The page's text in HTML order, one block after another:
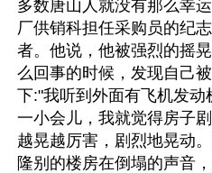
多数唐山人就没有那么幸
厂供销科担任采购员的纪
者。他说，他被强烈的摇
么回事的时候，发现自己
下:"我听到外面有飞机发
一小会儿，我就觉得房子
越晃越厉害，剧烈地晃动
隆别的楼房在倒塌的声音